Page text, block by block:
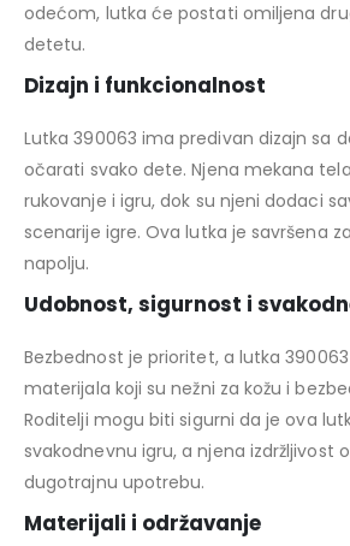
odećom, lutka će postati omiljena
detetu.
Dizajn i funkcionalnost
Lutka 390063 ima predivan dizajn sa
očarati svako dete. Njena mekana
rukovanje i igru, dok su njeni dodaci
scenarije igre. Ova lutka je savršena
napolju.
Udobnost, sigurnost i
Bezbednost je prioritet, a lutka
materijala koji su nežni za kožu i
Roditelji mogu biti sigurni da je ova
svakodnevnu igru, a njena izdržljivost
dugotrajnu upotrebu.
Materijali i održavanje